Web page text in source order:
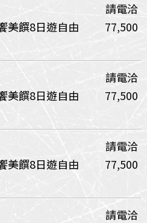
請電洽
美饌8日遊自由
77,500
請電洽
美饌8日遊自由
77,500
請電洽
美饌8日遊自由
77,500
請電洽